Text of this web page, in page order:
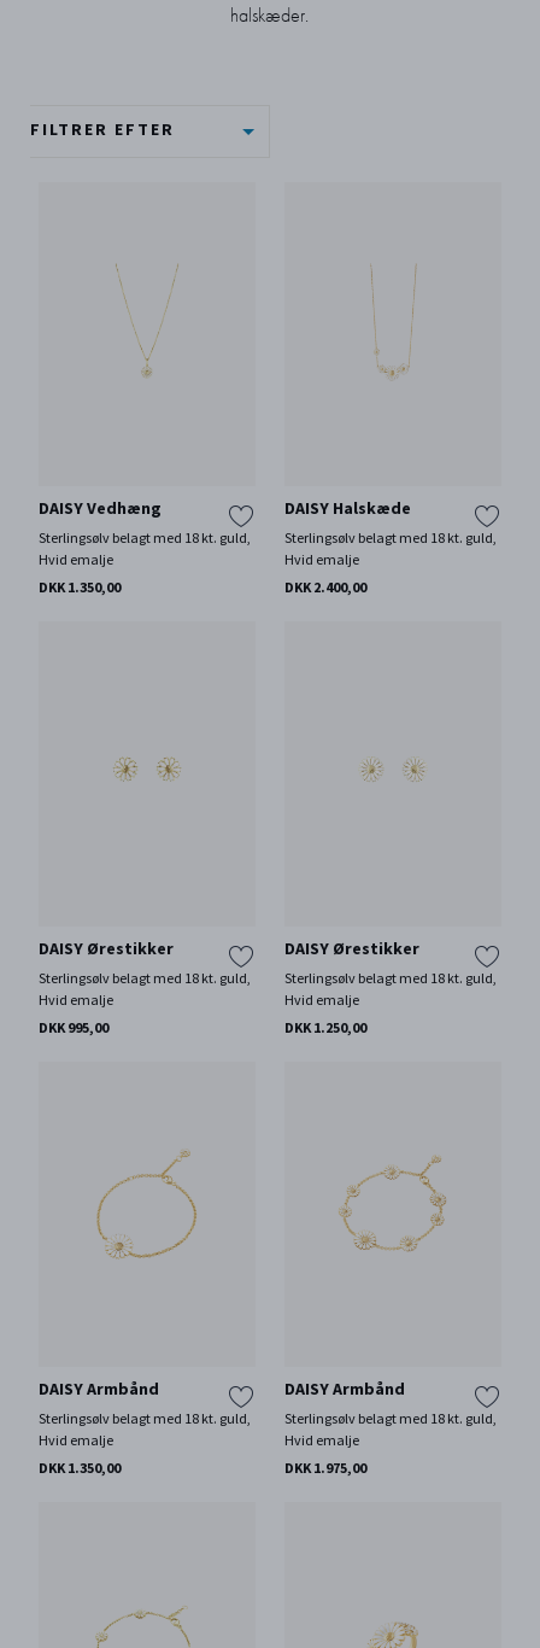
halskæder.
FILTRER EFTER
DAISY Vedhæng
Sterlingsølv belagt med 18 kt. guld,
Hvid emalje
DKK 1.350,00
DAISY Halskæde
Sterlingsølv belagt med 18 kt. guld,
Hvid emalje
DKK 2.400,00
DAISY Ørestikker
Sterlingsølv belagt med 18 kt. guld,
Hvid emalje
DKK 995,00
DAISY Ørestikker
Sterlingsølv belagt med 18 kt. guld,
Hvid emalje
DKK 1.250,00
DAISY Armbånd
Sterlingsølv belagt med 18 kt. guld,
Hvid emalje
DKK 1.350,00
DAISY Armbånd
Sterlingsølv belagt med 18 kt. guld,
Hvid emalje
DKK 1.975,00